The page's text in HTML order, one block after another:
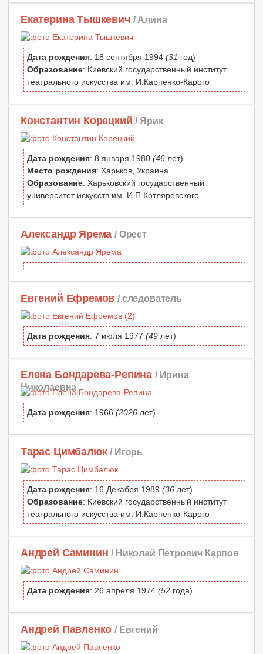
Екатерина Тышкевич / Алина
Дата рождения: 18 сентября 1994 (31 год)
Образование: Киевский государственный институт
театрального искусства им. И.Карпенко-Карого
Константин Корецкий / Ярик
Дата рождения: 8 января 1980 (46 лет)
Место рождения: Харьков, Украина
Образование: Харьковский государственный
университет искусств им. И.П.Котляревского
Александр Ярема / Орест
Евгений Ефремов / следователь
Дата рождения: 7 июля 1977 (49 лет)
Елена Бондарева-Репина / Ирина
Николаевна
Дата рождения: 1966 (2026 лет)
Тарас Цимбалюк / Игорь
Дата рождения: 16 Декабря 1989 (36 лет)
Образование: Киевский государственный институт
театрального искусства им. И.Карпенко-Карого
Андрей Саминин / Николай Петрович Карпов
Дата рождения: 26 апреля 1974 (52 года)
Андрей Павленко / Евгений